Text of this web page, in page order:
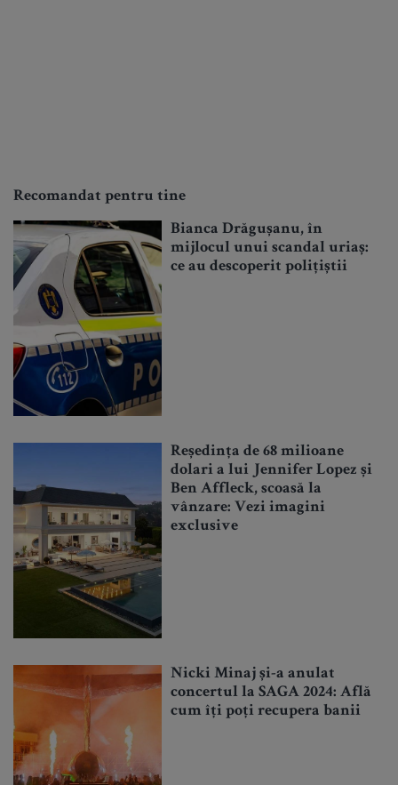
Recomandat pentru tine
Bianca Drăgușanu, în
mijlocul unui scandal uriaș:
ce au descoperit polițiștii
Reședința de 68 milioane
dolari a lui Jennifer Lopez și
Ben Affleck, scoasă la
vânzare: Vezi imagini
exclusive
Nicki Minaj și-a anulat
concertul la SAGA 2024: Află
cum îți poți recupera banii